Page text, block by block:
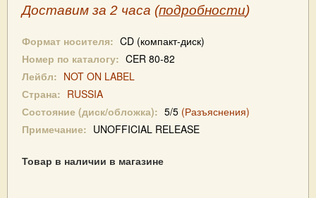
Доставим за 2 часа (подробности)
Формат носителя: CD (компакт-диск)
Номер по каталогу: CER 80-82
Лейбл: NOT ON LABEL
Страна: RUSSIA
Состояние (диск/обложка): 5/5 (Разъяснения)
Примечание: UNOFFICIAL RELEASE
Товар в наличии в магазине